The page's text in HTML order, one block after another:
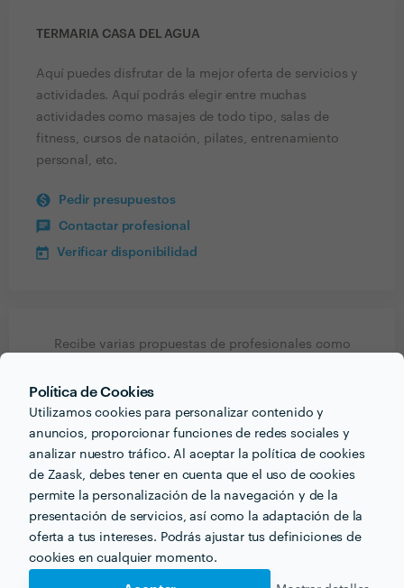
Política de Cookies
Utilizamos cookies para personalizar contenido y
anuncios, proporcionar funciones de redes sociales y
analizar nuestro tráfico. Al aceptar la política de cookies
de Zaask, debes tener en cuenta que el uso de cookies
permite la personalización de la navegación y de la
presentación de servicios, así como la adaptación de la
oferta a tus intereses. Podrás ajustar tus definiciones de
cookies en cualquier momento.
TERMARIA CASA DEL AGUA
Aquí puedes disfrutar de la mejor oferta de servicios y
actividades. Aquí podrás elegir entre muchas
actividades como masajes de todo tipo, salas de
fitness, cursos de natación, pilates, entrenamiento
personal, etc.
Pedir presupuestos
Contactar profesional
Verificar disponibilidad
Recibe varias propuestas de profesionales como
Otros servicios proporcionados por Termaria Casa del
Quiromasaje en a-coruna
Fisioterapia en a-coruna Masaje en a-coruna